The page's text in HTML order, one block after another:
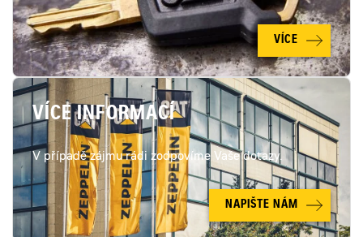
VÍCE
VÍCE INFORMACÍ
V případě zájmu rádi zodpovíme Vaše dotazy.
NAPIŠTE NÁM